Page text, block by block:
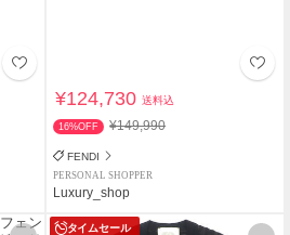
¥124,730送料込
16%OFF ¥149,990
FENDI
PERSONAL SHOPPER
Luxury_shop
タイムセール